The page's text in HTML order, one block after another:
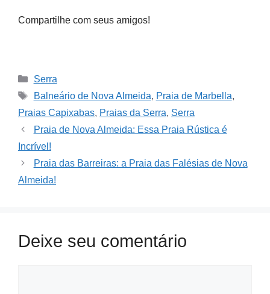
Compartilhe com seus amigos!
Categories
Serra
Tags
Balneário de Nova Almeida, Praia de Marbella,
Praias Capixabas, Praias da Serra, Serra
Praia de Nova Almeida: Essa Praia Rústica é
Incrível!
Praia das Barreiras: a Praia das Falésias de Nova
Almeida!
Deixe seu comentário